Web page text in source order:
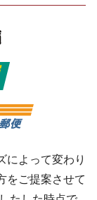
によって変わり
をご提案させて